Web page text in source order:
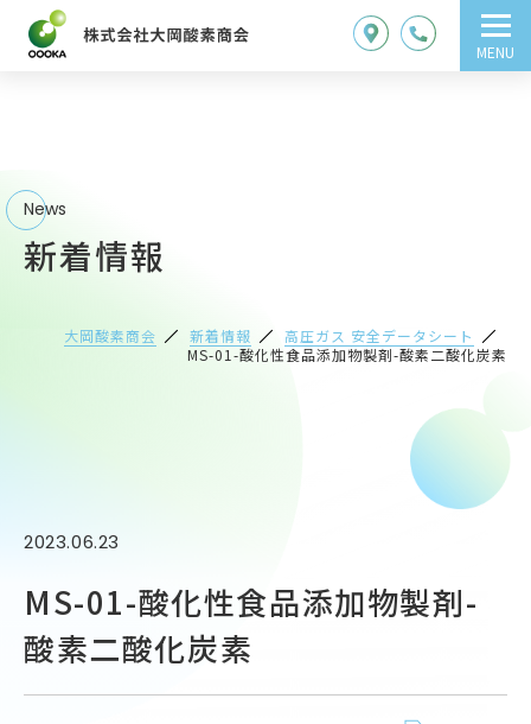
MENU
News
新着情報
大岡酸素商会 新着情報
高圧ガス 安全データシート
MS-01-酸化性食品添加物製剤-酸素二酸化炭素
2023.06.23
MS-01-酸化性食品添加物製剤-
酸素二酸化炭素